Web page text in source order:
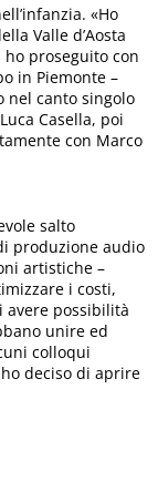
«Ho
Valle d’Aosta
proseguito con
in Piemonte –
nel canto singolo
Casella, poi
con Marco
salto
produzione audio
artistiche –
i costi,
possibilità
unire ed
colloqui
deciso di aprire